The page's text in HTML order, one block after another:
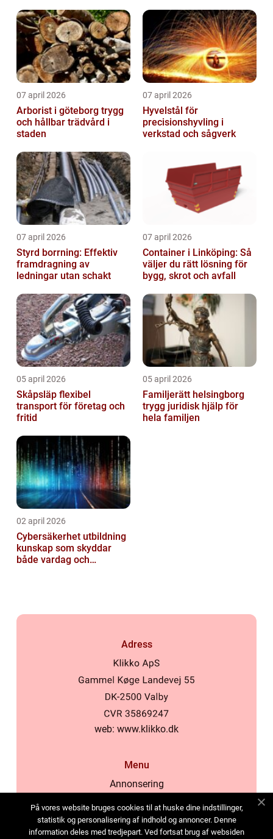
07 april 2026
Arborist i göteborg trygg
och hållbar trädvård i
staden
07 april 2026
Hyvelstål för
precisionshyvling i
verkstad och sågverk
07 april 2026
Styrd borrning: Effektiv
framdragning av
ledningar utan schakt
07 april 2026
Container i Linköping: Så
väljer du rätt lösning för
bygg, skrot och avfall
05 april 2026
Skåpsläp flexibel
transport för företag och
fritid
05 april 2026
Familjerätt helsingborg
trygg juridisk hjälp för
hela familjen
02 april 2026
Cybersäkerhet utbildning
kunskap som skyddar
både vardag och
Adress
web: www.klikko.dk
Menu
Annonsering
Cookies
Kontakta oss
På vores website bruges cookies til at huske dine indstillinger,
statistik og personalisering af indhold og annoncer. Denne
information deles med tredjepart. Ved fortsat brug af websiden